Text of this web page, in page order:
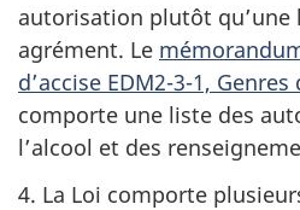
autorisation plutôt qu’une
agrément. Le
d’accise EDM2-3-1,
comporte une liste des
l’alcool et des
4. La Loi comporte